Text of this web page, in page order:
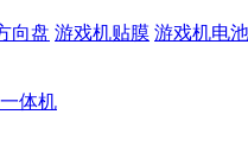
向盘 游戏机贴膜 游戏机电池
体机